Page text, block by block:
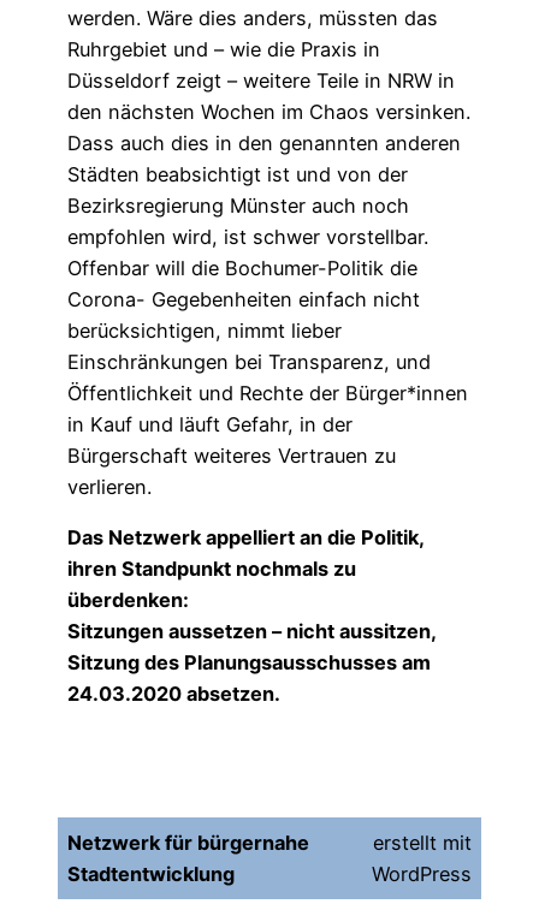
werden. Wäre dies anders, müssten das
Ruhrgebiet und – wie die Praxis in
Düsseldorf zeigt – weitere Teile in NRW in
den nächsten Wochen im Chaos versinken.
Dass auch dies in den genannten anderen
Städten beabsichtigt ist und von der
Bezirksregierung Münster auch noch
empfohlen wird, ist schwer vorstellbar.
Offenbar will die Bochumer-Politik die
Corona- Gegebenheiten einfach nicht
berücksichtigen, nimmt lieber
Einschränkungen bei Transparenz, und
Öffentlichkeit und Rechte der Bürger*innen
in Kauf und läuft Gefahr, in der
Bürgerschaft weiteres Vertrauen zu
verlieren.
Das Netzwerk appelliert an die Politik,
ihren Standpunkt nochmals zu
überdenken:
Sitzungen aussetzen – nicht aussitzen,
Sitzung des Planungsausschusses am
24.03.2020 absetzen.
Netzwerk für bürgernahe
Stadtentwicklung
erstellt mit
WordPress